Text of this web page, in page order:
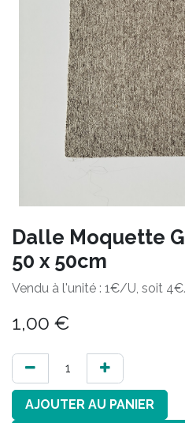
Dalle Moquette
50 x 50cm
Vendu à l'unité : 1€/U, soit
1,00 €
AJOUTER AU PANIER